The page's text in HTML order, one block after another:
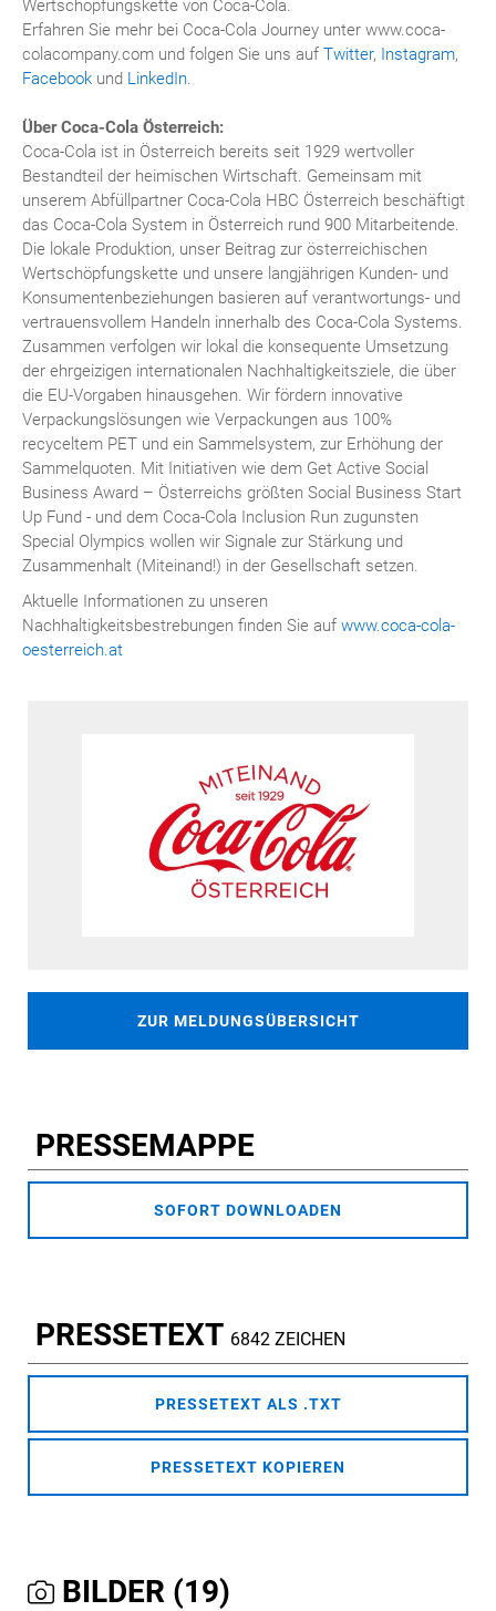
Wertschöpfungskette von Coca-Cola.
Erfahren Sie mehr bei Coca-Cola Journey unter www.coca-
colacompany.com und folgen Sie uns auf Twitter, Instagram,
Facebook und LinkedIn.
Über Coca-Cola Österreich:
Coca-Cola ist in Österreich bereits seit 1929 wertvoller
Bestandteil der heimischen Wirtschaft. Gemeinsam mit
unserem Abfüllpartner Coca-Cola HBC Österreich beschäftigt
das Coca-Cola System in Österreich rund 900 Mitarbeitende.
Die lokale Produktion, unser Beitrag zur österreichischen
Wertschöpfungskette und unsere langjährigen Kunden- und
Konsumentenbeziehungen basieren auf verantwortungs- und
vertrauensvollem Handeln innerhalb des Coca-Cola Systems.
Zusammen verfolgen wir lokal die konsequente Umsetzung
der ehrgeizigen internationalen Nachhaltigkeitsziele, die über
die EU-Vorgaben hinausgehen. Wir fördern innovative
Verpackungslösungen wie Verpackungen aus 100%
recyceltem PET und ein Sammelsystem, zur Erhöhung der
Sammelquoten. Mit Initiativen wie dem Get Active Social
Business Award – Österreichs größten Social Business Start
Up Fund - und dem Coca-Cola Inclusion Run zugunsten
Special Olympics wollen wir Signale zur Stärkung und
Zusammenhalt (Miteinand!) in der Gesellschaft setzen.
Aktuelle Informationen zu unseren
Nachhaltigkeitsbestrebungen finden Sie auf www.coca-cola-
oesterreich.at
ZUR MELDUNGSÜBERSICHT
PRESSEMAPPE
SOFORT DOWNLOADEN
PRESSETEXT 6842 ZEICHEN
PRESSETEXT ALS .TXT
PRESSETEXT KOPIEREN
BILDER (19)